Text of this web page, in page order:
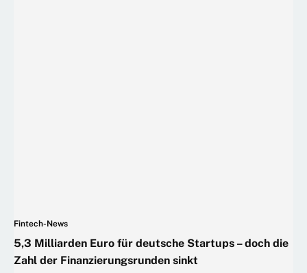
Fintech-News
5,3 Milliarden Euro für deutsche Startups – doch die
Zahl der Finanzierungsrunden sinkt